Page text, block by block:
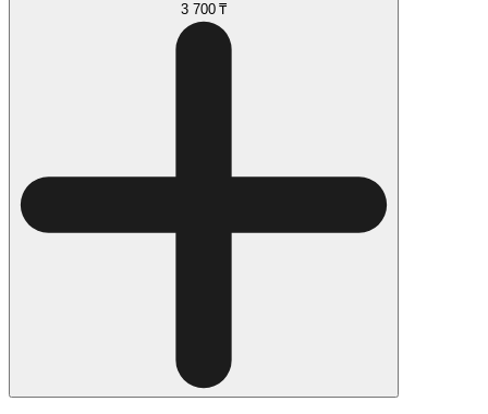
3 700 ₸